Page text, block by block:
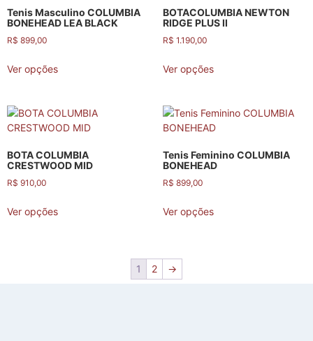
Tenis Masculino COLUMBIA
BONEHEAD LEA BLACK
R$ 899,00
Ver opções
BOTACOLUMBIA NEWTON
RIDGE PLUS II
R$ 1.190,00
Ver opções
BOTA COLUMBIA
CRESTWOOD MID
R$ 910,00
Ver opções
Tenis Feminino COLUMBIA
BONEHEAD
R$ 899,00
Ver opções
1 2 →